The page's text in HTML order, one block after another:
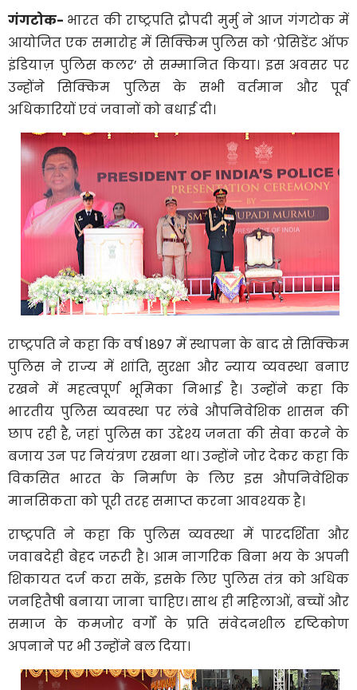
गंगटोक- भारत की राष्ट्रपति द्रौपदी मुर्मु ने आज गंगटोक में
आयोजित एक समारोह में सिक्किम पुलिस को ‘प्रेसिडेंट ऑफ
इंडियाज़ पुलिस कलर’ से सम्मानित किया। इस अवसर पर
उन्होंने सिक्किम पुलिस के सभी वर्तमान और पूर्व
अधिकारियों एवं जवानों को बधाई दी।
राष्ट्रपति ने कहा कि वर्ष 1897 में स्थापना के बाद से सिक्किम
पुलिस ने राज्य में शांति, सुरक्षा और न्याय व्यवस्था बनाए
रखने में महत्वपूर्ण भूमिका निभाई है। उन्होंने कहा कि
भारतीय पुलिस व्यवस्था पर लंबे औपनिवेशिक शासन की
छाप रही है, जहां पुलिस का उद्देश्य जनता की सेवा करने के
बजाय उन पर नियंत्रण रखना था। उन्होंने जोर देकर कहा कि
विकसित भारत के निर्माण के लिए इस औपनिवेशिक
मानसिकता को पूरी तरह समाप्त करना आवश्यक है।
राष्ट्रपति ने कहा कि पुलिस व्यवस्था में पारदर्शिता और
जवाबदेही बेहद जरूरी है। आम नागरिक बिना भय के अपनी
शिकायत दर्ज करा सकें, इसके लिए पुलिस तंत्र को अधिक
जनहितैषी बनाया जाना चाहिए। साथ ही महिलाओं, बच्चों और
समाज के कमजोर वर्गों के प्रति संवेदनशील दृष्टिकोण
अपनाने पर भी उन्होंने बल दिया।